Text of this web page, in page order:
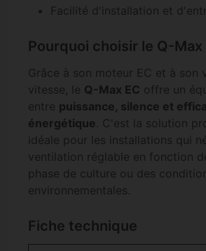
Facilité d'installation et
Pourquoi choisir le Q-Max
Grâce à son moteur EC et à son
vitesse, le Q-Max EC offre un
entre puissance, silence et
énergétique. C'est la solution
idéale pour les installations qui
ventilation réglable en fonction
phase de culture ou des
environnementales.
Fiche technique